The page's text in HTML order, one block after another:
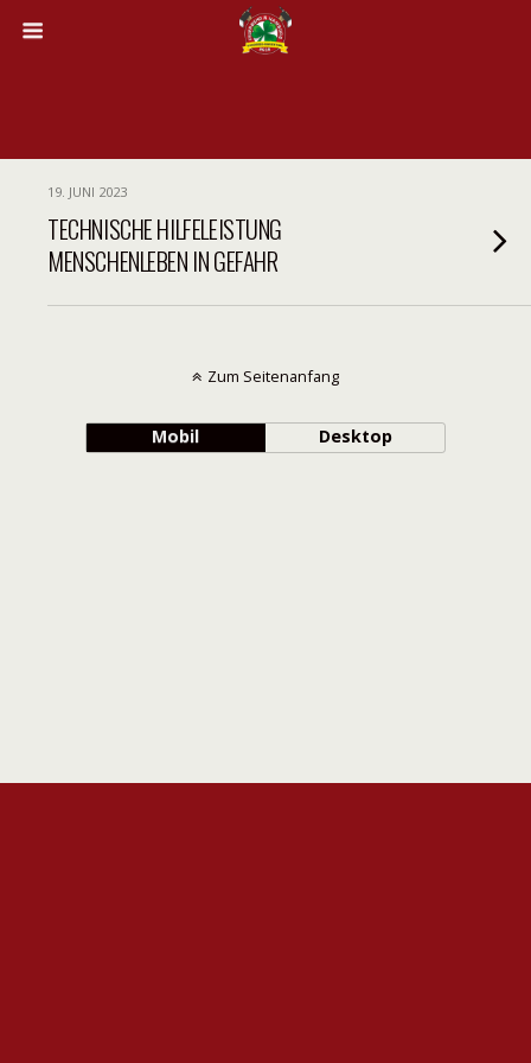
19. JUNI 2023
TECHNISCHE HILFELEISTUNG
MENSCHENLEBEN IN GEFAHR
Zum Seitenanfang
Mobil Desktop